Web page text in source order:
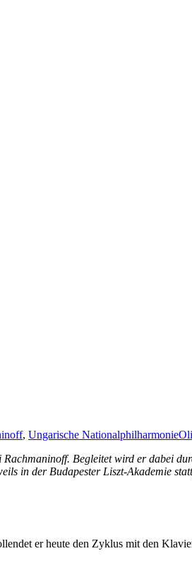
, Ungarische Nationalphilharmonie
Begleitet wird er dabei
in der Budapester Liszt-Akademie
er heute den Zyklus mit den